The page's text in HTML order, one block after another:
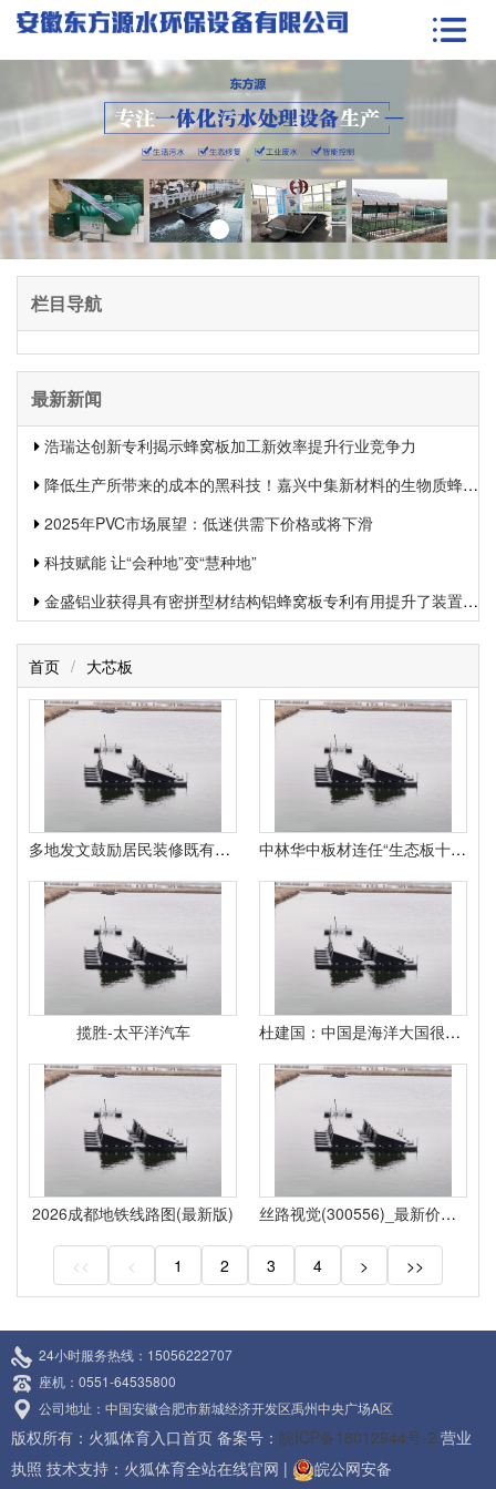
栏目导航
最新新闻
浩瑞达创新专利揭示蜂窝板加工新效率提升行业竞争力
降低生产所带来的成本的黑科技！嘉兴中集新材料的生物质蜂窝板专利申报引发热议
2025年PVC市场展望：低迷供需下价格或将下滑
科技赋能 让“会种地”变“慧种地”
金盛铝业获得具有密拼型材结构铝蜂窝板专利有用提升了装置功率和装置质量
首页 / 大芯板
多地发文鼓励居民装修既有住房标准缺失、低价内卷待解 中林华中板材连任“生态板十大品牌”中林艾香板首获“母婴健康板十大品牌”
揽胜-太平洋汽车 杜建国：中国是海洋大国很多人却对海洋事业发展成就无感
2026成都地铁线路图(最新版) 丝路视觉(300556)_最新价格_行情_走势图—东方财富网
<< < 1 2 3 4 > >>
24小时服务热线：15056222707
座机：0551-64535800
公司地址：中国安徽合肥市新城经济开发区禹州中央广场A区
版权所有：火狐体育入口首页 备案号： 皖ICP备18012944号-2 营业
执照 技术支持： 火狐体育全站在线官网 |
皖公网安备